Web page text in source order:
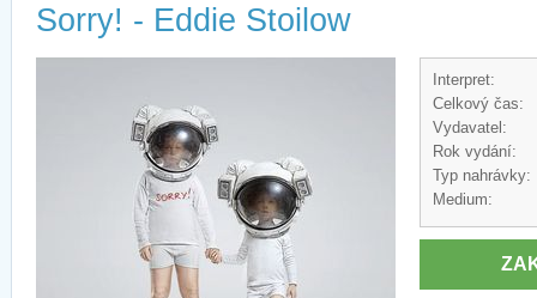
Sorry! - Eddie Stoilow
Interpret:
Celkový čas:
Vydavatel:
Rok vydání:
Typ nahrávky:
Medium: